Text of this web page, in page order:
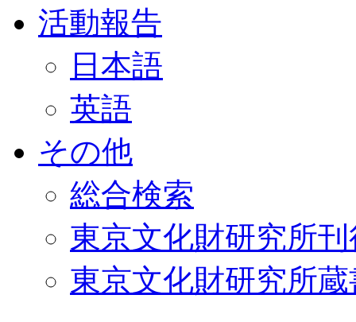
活動報告
日本語
英語
その他
総合検索
東京文化財研究所
東京文化財研究所